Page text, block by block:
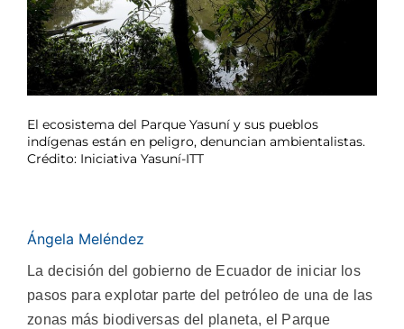
El ecosistema del Parque Yasuní y sus pueblos
indígenas están en peligro, denuncian ambientalistas.
Crédito: Iniciativa Yasuní-ITT
Ángela Meléndez
La decisión del gobierno de Ecuador de iniciar los
pasos para explotar parte del petróleo de una de las
zonas más biodiversas del planeta, el Parque